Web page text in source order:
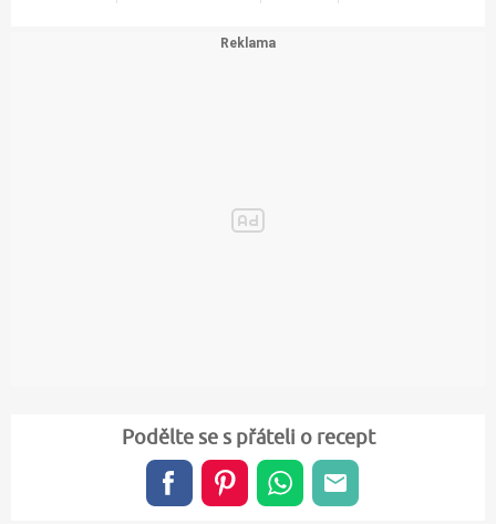
Podělte se s přáteli o recept